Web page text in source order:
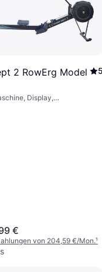
2 RowErg Model
5
Display,
€
von 204,59 €/Mon.¹